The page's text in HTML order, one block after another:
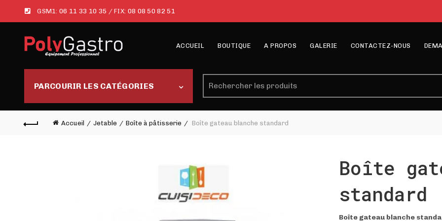
GSM1:06 11 33 10 35 / FIX: 08 08 50 82 51
ACCUEIL BOUTIQUE A PROPOS GALERIE CONTACTEZ-NOUS
PARCOURIR LES CATÉGORIES
Accueil Jetable Boîte à pâtisserie Boîte gateau blanche standard
Boîte
standard
Boîte gateau blanche